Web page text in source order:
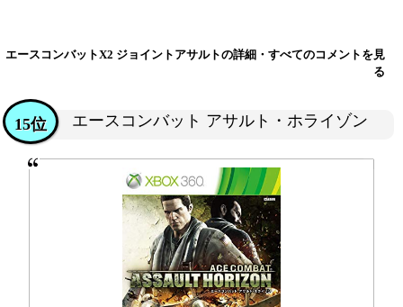
エースコンバットX2 ジョイントアサルトの詳細・すべてのコメントを見
る
エースコンバット アサルト・ホライゾン
15位